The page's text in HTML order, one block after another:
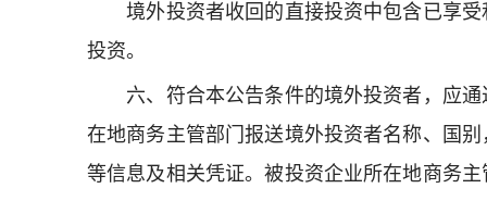
境外投资者收回的直接投资中包含已享受
投资。
六、符合本公告条件的境外投资者，应通
在地商务主管部门报送境外投资者名称、国
等信息及相关凭证。被投资企业所在地商务